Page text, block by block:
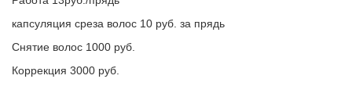
капсуляция среза волос 10 руб. за прядь
Снятие волос 1000 руб.
Коррекция 3000 руб.